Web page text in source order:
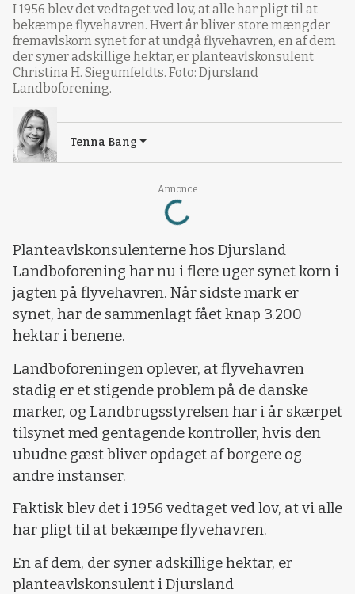
Annonce
Loading...
I 1956 blev det vedtaget ved lov, at alle har pligt til at
bekæmpe flyvehavren. Hvert år bliver store mængder
fremavlskorn synet for at undgå flyvehavren, en af dem
der syner adskillige hektar, er planteavlskonsulent
Christina H. Siegumfeldts. Foto: Djursland
Landboforening.
Tenna Bang
Planteavlskonsulenterne hos Djursland
Landboforening har nu i flere uger synet korn i
jagten på flyvehavren. Når sidste mark er
synet, har de sammenlagt fået knap 3.200
hektar i benene.
Landboforeningen oplever, at flyvehavren
stadig er et stigende problem på de danske
marker, og Landbrugsstyrelsen har i år skærpet
tilsynet med gentagende kontroller, hvis den
ubudne gæst bliver opdaget af borgere og
andre instanser.
Faktisk blev det i 1956 vedtaget ved lov, at vi alle
har pligt til at bekæmpe flyvehavren.
En af dem, der syner adskillige hektar, er
planteavlskonsulent i Djursland